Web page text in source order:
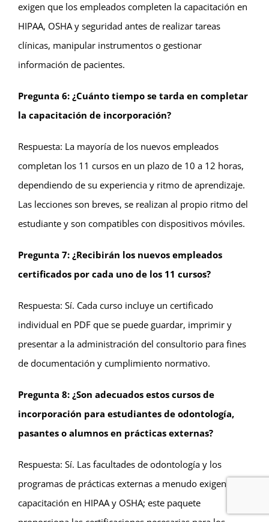
exigen que los empleados completen la capacitación en
HIPAA, OSHA y seguridad antes de realizar tareas
clínicas, manipular instrumentos o gestionar
información de pacientes.
Pregunta 6: ¿Cuánto tiempo se tarda en completar
la capacitación de incorporación?
Respuesta: La mayoría de los nuevos empleados
completan los 11 cursos en un plazo de 10 a 12 horas,
dependiendo de su experiencia y ritmo de aprendizaje.
Las lecciones son breves, se realizan al propio ritmo del
estudiante y son compatibles con dispositivos móviles.
Pregunta 7: ¿Recibirán los nuevos empleados
certificados por cada uno de los 11 cursos?
Respuesta: Sí. Cada curso incluye un certificado
individual en PDF que se puede guardar, imprimir y
presentar a la administración del consultorio para fines
de documentación y cumplimiento normativo.
Pregunta 8: ¿Son adecuados estos cursos de
incorporación para estudiantes de odontología,
pasantes o alumnos en prácticas externas?
Respuesta: Sí. Las facultades de odontología y los
programas de prácticas externas a menudo exigen
capacitación en HIPAA y OSHA; este paquete